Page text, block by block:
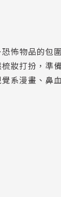
怖物品的包
妝打扮，準
系漫畫、鼻